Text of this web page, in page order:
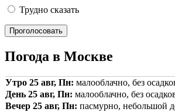
Трудно сказать
Погода в Москве
Утро 25 авг, Пн: малооблачно, без
День 25 авг, Пн: малооблачно, без
Вечер 25 авг, Пн: пасмурно, небольшой